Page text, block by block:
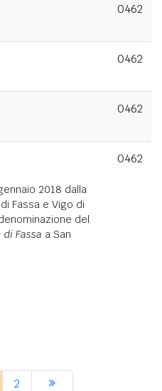
0462
0462
0462
2018 dalla
Fassa e Vigo di
del
di Fassa a San
0462
2